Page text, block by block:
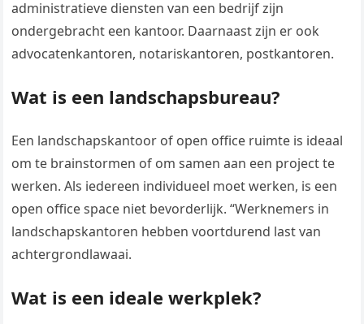
administratieve diensten van een bedrijf zijn
ondergebracht een kantoor. Daarnaast zijn er ook
advocatenkantoren, notariskantoren, postkantoren.
Wat is een landschapsbureau?
Een landschapskantoor of open office ruimte is ideaal
om te brainstormen of om samen aan een project te
werken. Als iedereen individueel moet werken, is een
open office space niet bevorderlijk. “Werknemers in
landschapskantoren hebben voortdurend last van
achtergrondlawaai.
Wat is een ideale werkplek?